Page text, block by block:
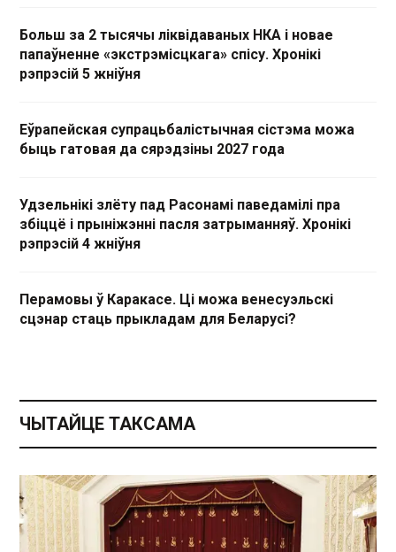
Больш за 2 тысячы ліквідаваных НКА і новае
папаўненне «экстрэмісцкага» спісу. Хронікі
рэпрэсій 5 жніўня
Еўрапейская супрацьбалістычная сістэма можа
быць гатовая да сярэдзіны 2027 года
Удзельнікі злёту пад Расонамі паведамілі пра
збіццё і прыніжэнні пасля затрыманняў. Хронікі
рэпрэсій 4 жніўня
Перамовы ў Каракасе. Ці можа венесуэльскі
сцэнар стаць прыкладам для Беларусі?
ЧЫТАЙЦЕ ТАКСАМА